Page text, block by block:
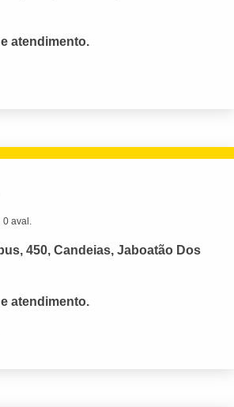
atendimento.
0 aval.
450, Candeias, Jaboatão Dos
atendimento.